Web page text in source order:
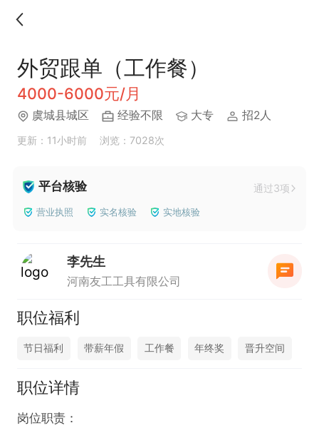
外贸跟单（工作餐）
4000-6000元/月
虞城县城区 经验不限 大专 招2人
更新：11小时前 浏览：7028次
平台核验 通过3项
营业执照 实名核验 实地核验
李先生
河南友工工具有限公司
职位福利
节日福利 带薪年假 工作餐 年终奖 晋升空间
职位详情
岗位职责：